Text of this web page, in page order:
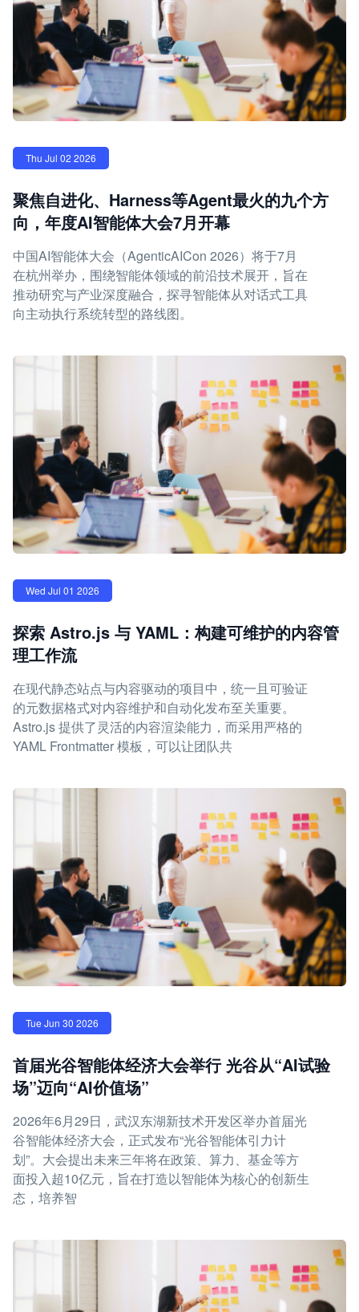
Thu Jul 02 2026
聚焦自进化、Harness等Agent最火的九个方
向，年度AI智能体大会7月开幕
中国AI智能体大会（AgenticAICon 2026）将于7月
在杭州举办，围绕智能体领域的前沿技术展开，旨在
推动研究与产业深度融合，探寻智能体从对话式工具
向主动执行系统转型的路线图。
Wed Jul 01 2026
探索 Astro.js 与 YAML：构建可维护的内容管
理工作流
在现代静态站点与内容驱动的项目中，统一且可验证
的元数据格式对内容维护和自动化发布至关重要。
Astro.js 提供了灵活的内容渲染能力，而采用严格的
YAML Frontmatter 模板，可以让团队共
Tue Jun 30 2026
首届光谷智能体经济大会举行 光谷从“AI试验
场”迈向“AI价值场”
2026年6月29日，武汉东湖新技术开发区举办首届光
谷智能体经济大会，正式发布“光谷智能体引力计
划”。大会提出未来三年将在政策、算力、基金等方
面投入超10亿元，旨在打造以智能体为核心的创新生
态，培养智